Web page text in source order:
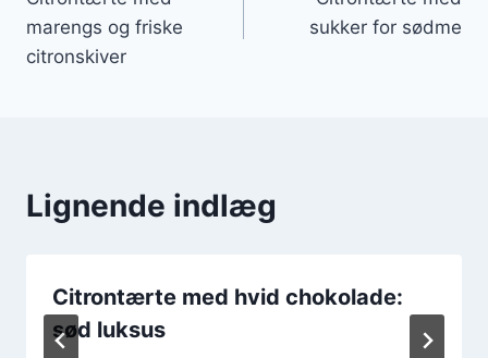
marengs og friske
citronskiver
sukker for sødme
Lignende indlæg
Citrontærte med hvid chokolade:
sød luksus